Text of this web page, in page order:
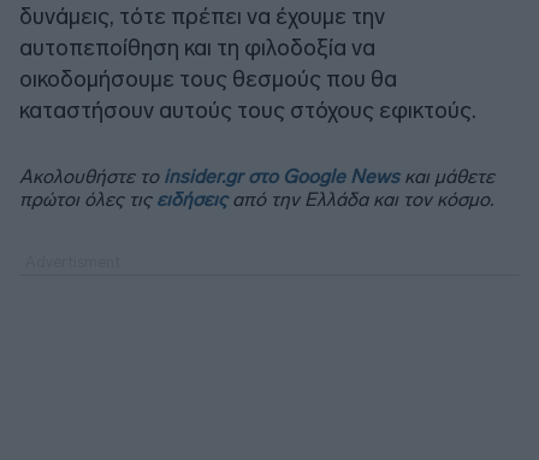
δυνάμεις, τότε πρέπει να έχουμε την
αυτοπεποίθηση και τη φιλοδοξία να
οικοδομήσουμε τους θεσμούς που θα
καταστήσουν αυτούς τους στόχους εφικτούς.
Ακολουθήστε το insider.gr στο Google Newsκαι μάθετε
πρώτοι όλες τις ειδήσειςαπό την Ελλάδα και τον κόσμο.